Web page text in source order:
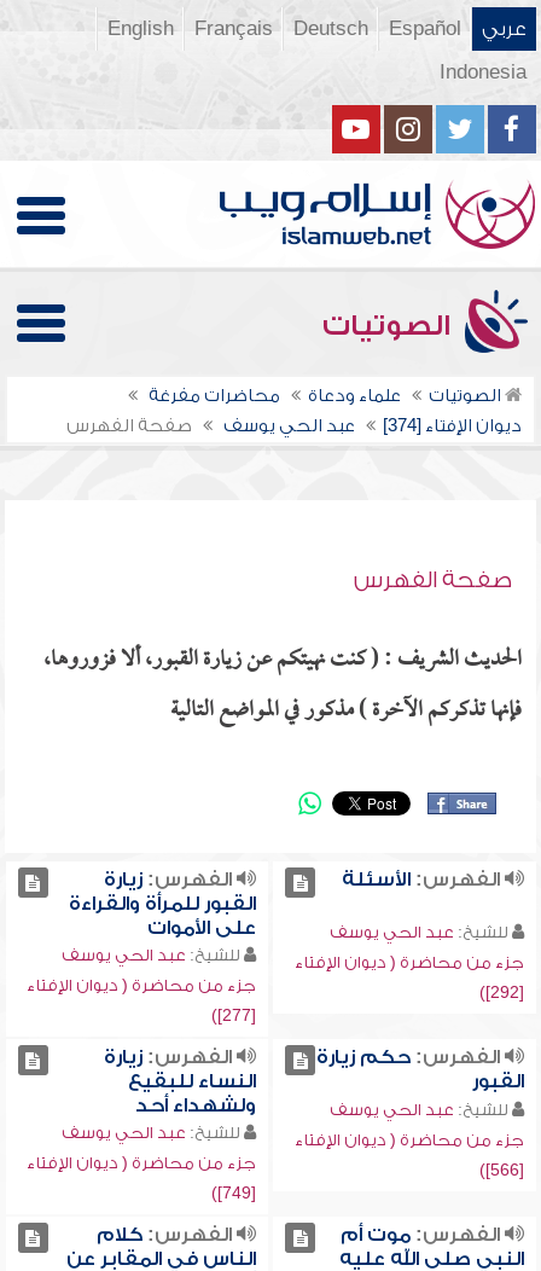
عربي Español
Deutsch
Français
English
Indonesia
الصوتيات
الصوتيات علماء ودعاة
محاضرات مفرغة
ديوان الإفتاء [374]
عبد الحي يوسف صفحة الفهرس
صفحة الفهرس
الحديث الشريف : ( كنت نهيتكم عن زيارة القبور، ألا فزوروها،
فإنها تذكركم الآخرة ) مذكور في المواضع التالية
الفهرس:الأسئلة
للشيخ: عبد الحي يوسف
جزء من محاضرة ( ديوان الإفتاء
[292])
الفهرس:زيارة
القبور للمرأة والقراءة
على الأموات
للشيخ: عبد الحي يوسف
جزء من محاضرة ( ديوان الإفتاء
[277])
الفهرس:حكم زيارة
القبور
للشيخ: عبد الحي يوسف
جزء من محاضرة ( ديوان الإفتاء
[566])
الفهرس:زيارة
النساء للبقيع
ولشهداء أحد
للشيخ: عبد الحي يوسف
جزء من محاضرة ( ديوان الإفتاء
[749])
الفهرس:موت أم
النبي صلى الله عليه
الفهرس:كلام
الناس في المقابر عن